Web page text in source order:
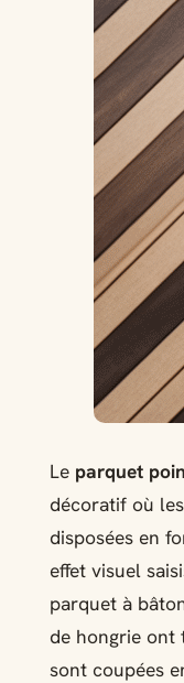
Le parquet
décoratif où
disposées en
effet visuel
parquet à
de hongrie ont
sont coupées